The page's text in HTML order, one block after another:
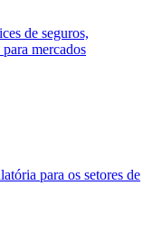
de seguros,
mercados
para os setores de